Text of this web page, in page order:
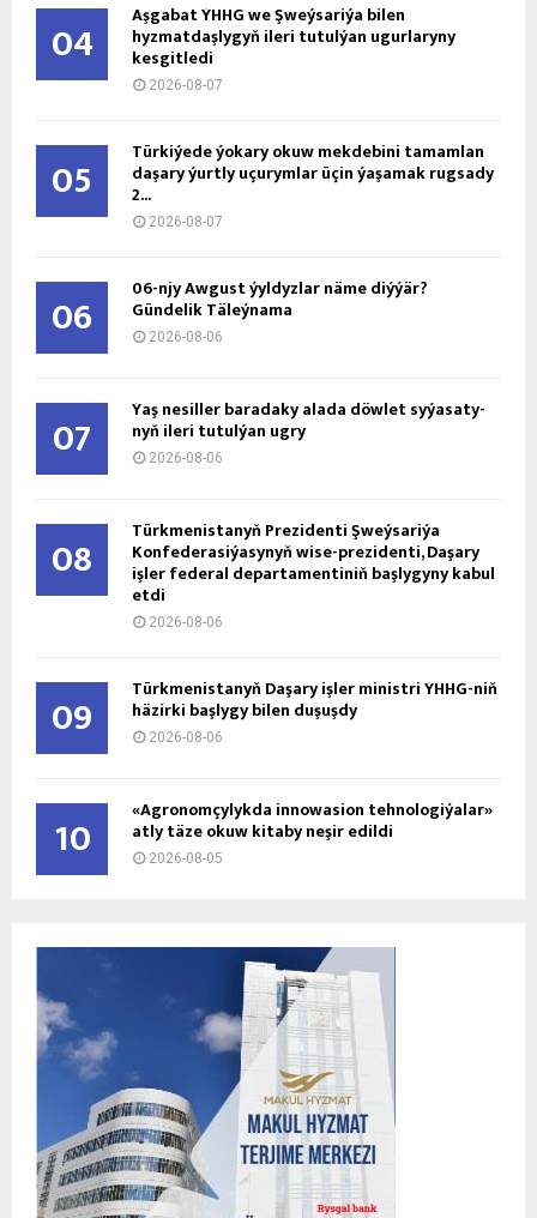
04 Aşgabat ÝHHG we Şweýsariýa bilen
hyzmatdaşlygyň ileri tutulýan ugurlaryny
kesgitledi
2026-08-07
05 Türkiýede ýokary okuw mekdebini tamamlan
daşary ýurtly uçurymlar üçin ýaşamak rugsady
2...
2026-08-07
06 06-njy Awgust ýyldyzlar näme diýýär?
Gündelik Täleýnama
2026-08-06
07 Ýaş ne­sil­ler ba­ra­da­ky ala­da döw­let sy­ýa­sa­ty­
nyň ile­ri tu­tul­ýan ug­ry
2026-08-06
08 Türkmenistanyň Prezidenti Şweýsariýa
Konfederasiýasynyň wise-prezidenti, Daşary
işler federal departamentiniň başlygyny kabul
etdi
2026-08-06
09 Türkmenistanyň Daşary işler ministri ÝHHG-niň
häzirki başlygy bilen duşuşdy
2026-08-06
10 «Agronomçylykda innowasion tehnologiýalar»
atly täze okuw kitaby neşir edildi
2026-08-05